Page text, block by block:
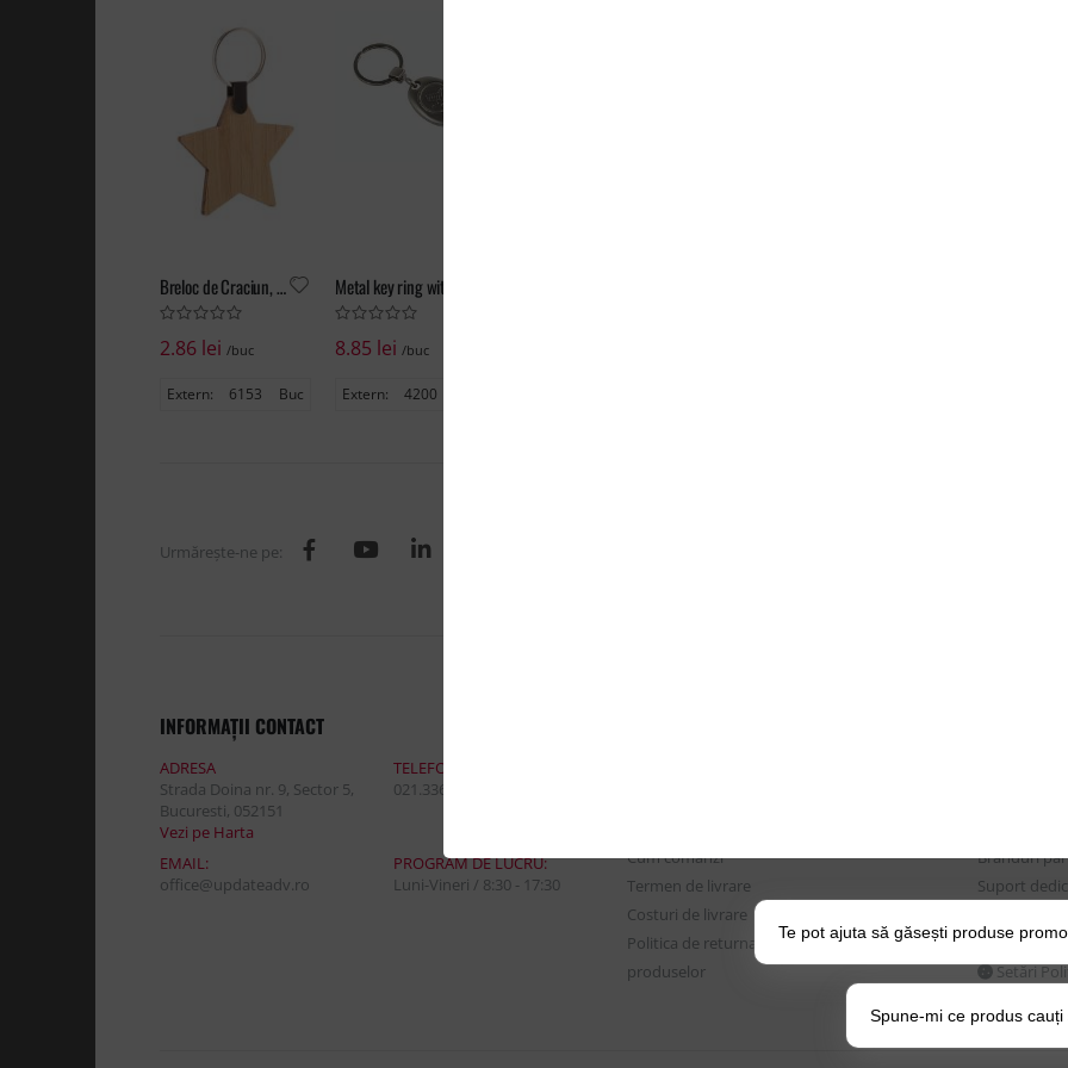
Breloc de Craciun, stea, Fjerny
2.86 lei /buc
Extern: 6153 Buc
8.85 lei /buc
Extern: 4200
Urmăreşte-ne pe:
INFORMAŢII CONTACT
ADRESA
Strada Doina nr. 9, Sector 5,
Bucuresti, 052151
Vezi pe Harta
TELEFON:
021.336.03.32
EMAIL:
office@updateadv.ro
PROGRAM DE LUCRU:
Luni-Vineri / 8:30 - 17:30
Cum comanzi
Termen de livrare
Costuri de livrare
Politica de returnare a
produselor
Echipa
Branduri
Suport
BLOG –
Setări
Te pot ajuta să găsești produse
Spune-mi ce produs